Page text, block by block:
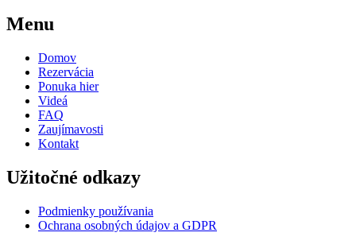
Menu
Domov
Rezervácia
Ponuka hier
Videá
FAQ
Zaujímavosti
Kontakt
Užitočné odkazy
Podmienky používania
Ochrana osobných údajov a GDPR